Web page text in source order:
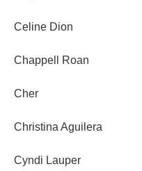
Celine Dion
Chappell Roan
Cher
Christina Aguilera
Cyndi Lauper